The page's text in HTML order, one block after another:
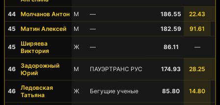
44
Молчанов Антон М — 186.55 22.43
45
Матин Алексей М — 182.59 91.61
45
Ширяева
Виктория
Ж — 86.11 —
46
Задорожный
Юрий
М ПАУЭРТРАНС РУС 174.93 28.25
46
Ледовская
Татьяна
Ж Бегущие ученые 85.80 14.80